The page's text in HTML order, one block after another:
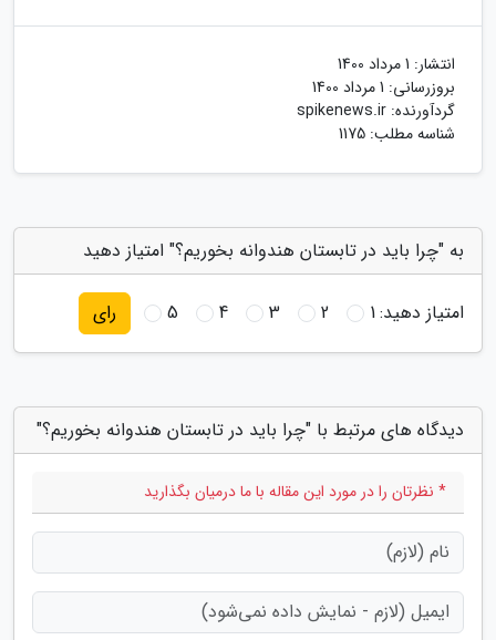
انتشار: 1 مرداد 1400
بروزرسانی: 1 مرداد 1400
گردآورنده: spikenews.ir
شناسه مطلب: 1175
به "چرا باید در تابستان هندوانه بخوریم؟" امتیاز دهید
امتیاز دهید:1
2
3
4
5 رای
دیدگاه های مرتبط با "چرا باید در تابستان هندوانه بخوریم؟"
* نظرتان را در مورد این مقاله با ما درمیان بگذارید